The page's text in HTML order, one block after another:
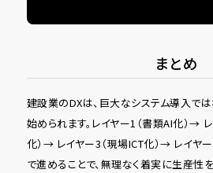
まとめ
建設業のDXは、巨大なシステム導入では
始められます。レイヤー1（書類AI化）→
化）→ レイヤー3（現場ICT化）→ レイヤー
で進めることで、無理なく着実に生産性